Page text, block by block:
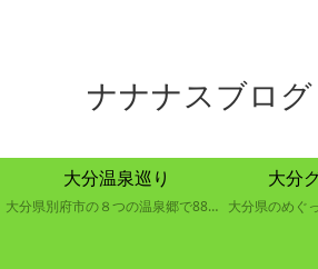
ナナナスブロ
大分温泉巡り
大分県別府市の８つの温泉郷で88の温泉を巡る取り組み
大分